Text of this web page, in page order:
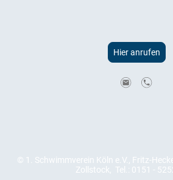
Hier anrufen
© 1. Schwimmverein Köln e.V., Fritz-
Zollstock, Tel.: 0151 -